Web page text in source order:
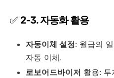
✅ 2-3. 자동화 활용
자동이체 설정: 월급의
자동 이체.
로보어드바이저 활용: